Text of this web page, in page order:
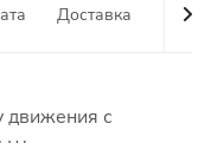
Доставка
движения с